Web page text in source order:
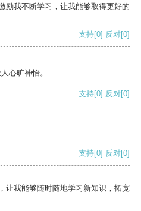
励我不断学习，让我能够取得更好的
支持[0] 反对[0]
心旷神怡。
支持[0] 反对[0]
支持[0] 反对[0]
让我能够随时随地学习新知识，拓宽